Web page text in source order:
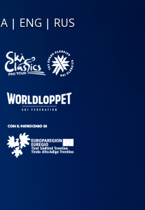
| ENG | RUS